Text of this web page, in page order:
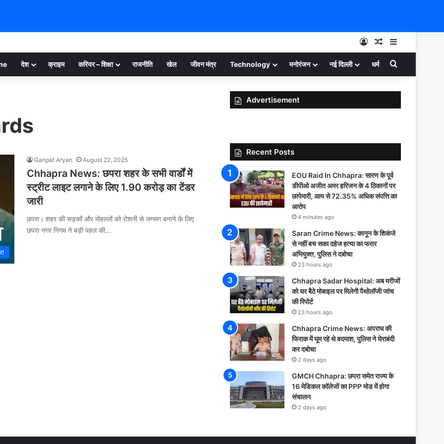
Log InRandom Article
Sidebar
देश क्राइम करियर – शिक्षा राजनीति खेल जीवन मंत्र Technology मनोरंजन नई दिल्ली धर्म Search for
Ganpat Aryan August 22, 2025
Chhapra News: छपरा शहर के सभी वार्डों में
स्ट्रीट लाइट लगाने के लिए 1.90 करोड़ का टेंडर
जारी
छपरा। शहर की सड़कों और मोहल्लों को रोशनी से जगमग बनाने के लिए
छपरा नगर निगम ने बड़ी पहल की…
Advertisement
Recent Posts
EOU Raid In Chhapra: सारण के पूर्व
डीपीओ अजीत अमर हरिजन के 4 ठिकानों पर
छापेमारी, आय से 72.35% अधिक संपत्ति का
आरोप
4 minutes ago
Saran Crime News: कानून के शिकंजे
से नहीं बच सका दहेज हत्या का फरार
अभियुक्त, पुलिस ने दबोचा
23 hours ago
Chhapra Sadar Hospital: अब मरीजों
को घर बैठे मोबाइल पर मिलेगी पैथोलॉजी जांच
की रिपोर्ट
23 hours ago
Chhapra Crime News: अपराध की
फिराक में घूम रहे थे बदमाश, पुलिस ने घेराबंदी
कर दबोचा
2 days ago
GMCH Chhapra: छपरा समेत राज्य के
16 मेडिकल कॉलेजों का PPP मोड में होगा
संचालन
2 days ago